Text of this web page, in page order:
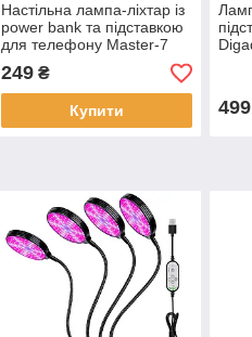
Настільна лампа-ліхтар із
power bank та підставкою
для телефону Master-7
Біла Бездротова лампа
249₴
Купити 499